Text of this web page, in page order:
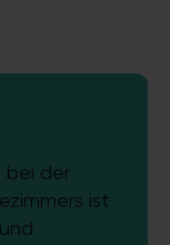
bei der
ist